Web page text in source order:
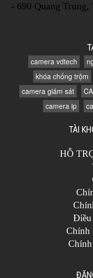
- 690 Quang Trung,
camera vdtech
khóa chống trộm
camera giám sát
camera ip
TÀI
HỖ
Điều
Chính
Chính